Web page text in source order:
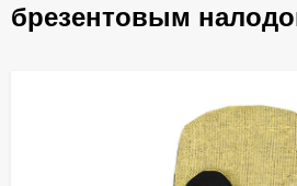
брезентовым